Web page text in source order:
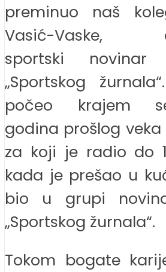
preminuo naš
Vasić-Vaske,
sportski novinar
„Sportskog
počeo krajem
godina prošlog veka
za koji je radio do
kada je prešao u
bio u grupi
„Sportskog žurnala“.
Tokom bogate